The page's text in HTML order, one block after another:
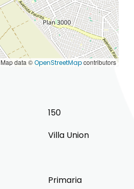
Map data ©OpenStreetMapcontributors
150
Villa Union
Primaria